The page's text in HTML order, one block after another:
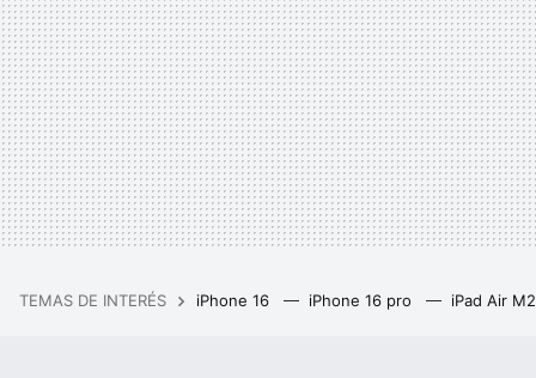
TEMAS DE INTERÉS iPhone 16 iPhone 16 pro iPad Air